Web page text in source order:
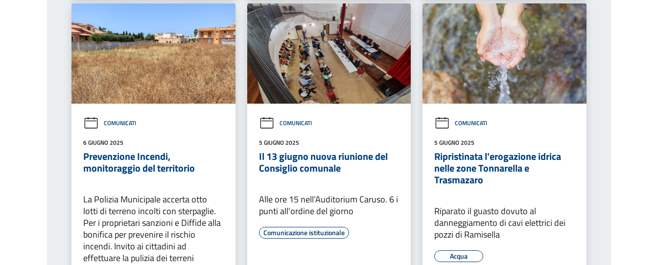
COMUNICATI
6 GIUGNO 2025
Prevenzione Incendi,
monitoraggio del territorio
La Polizia Municipale accerta otto
lotti di terreno incolti con sterpaglie.
Per i proprietari sanzioni e Diffide alla
bonifica per prevenire il rischio
incendi. Invito ai cittadini ad
effettuare la pulizia dei terreni
COMUNICATI
5 GIUGNO 2025
Il 13 giugno nuova riunione del
Consiglio comunale
Alle ore 15 nell’Auditorium Caruso. 6 i
punti all’ordine del giorno
Comunicazione istituzionale
COMUNICATI
5 GIUGNO 2025
Ripristinata l'erogazione idrica
nelle zone Tonnarella e
Trasmazaro
Riparato il guasto dovuto al
danneggiamento di cavi elettrici dei
pozzi di Ramisella
Acqua